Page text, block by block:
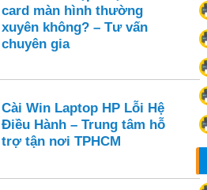
card màn hình thường
xuyên không? – Tư vấn
chuyên gia
Cài Win Laptop HP Lỗi Hệ
Điều Hành – Trung tâm hỗ
trợ tận nơi TPHCM